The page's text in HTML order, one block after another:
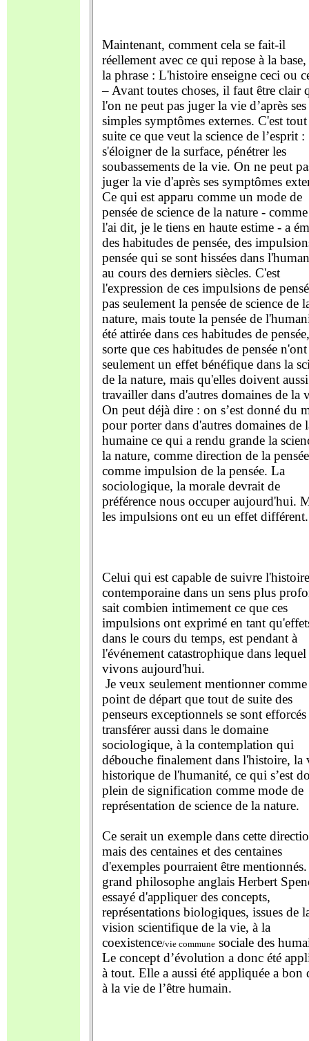
Maintenant, comment cela se fait-il
réellement avec ce qui repose à la base,
la phrase : L'histoire enseigne ceci ou
– Avant toutes choses, il faut être clair
l'on ne peut pas juger la vie d’après ses
simples symptômes externes. C'est
suite ce que veut la science de l’esprit :
s'éloigner de la surface, pénétrer les
soubassements de la vie. On ne peut
juger la vie d'après ses symptômes
Ce qui est apparu comme un mode de
pensée de science de la nature -
l'ai dit, je le tiens en haute estime - a
des habitudes de pensée, des
pensée qui se sont hissées dans
au cours des derniers siècles. C'est
l'expression de ces impulsions de
pas seulement la pensée de science de
nature, mais toute la pensée de
été attirée dans ces habitudes de
sorte que ces habitudes de pensée n'ont
seulement un effet bénéfique dans la
de la nature, mais qu'elles doivent aussi
travailler dans d'autres domaines de la
On peut déjà dire : on s’est donné du
pour porter dans d'autres domaines de
humaine ce qui a rendu grande la
la nature, comme direction de la
comme impulsion de la pensée. La
sociologique, la morale devrait de
préférence nous occuper aujourd'hui.
les impulsions ont eu un effet différent.
Celui qui est capable de suivre l'histoire
contemporaine dans un sens plus
sait combien intimement ce que ces
impulsions ont exprimé en tant
dans le cours du temps, est pendant à
l'événement catastrophique dans
vivons aujourd'hui.
Je veux seulement mentionner comme
point de départ que tout de suite des
penseurs exceptionnels se sont efforcés
transférer aussi dans le domaine
sociologique, à la contemplation qui
débouche finalement dans l'histoire, la
historique de l'humanité, ce qui s’est
plein de signification comme mode de
représentation de science de la nature.
Ce serait un exemple dans cette
mais des centaines et des centaines
d'exemples pourraient être
grand philosophe anglais Herbert
essayé d'appliquer des concepts,
représentations biologiques, issues de
vision scientifique de la vie, à la
coexistence/vie communesociale des
Le concept d’évolution a donc été
à tout. Elle a aussi été appliquée a bon
à la vie de l’être humain.